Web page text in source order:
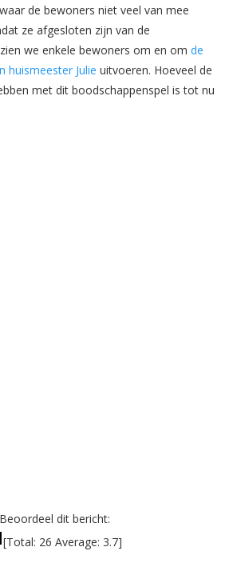
de bewoners niet veel van mee
ze afgesloten zijn van de
we enkele bewoners om en om de
huismeester Julie uitvoeren. Hoeveel de
met dit boodschappenspel is tot nu
Beoordeel dit bericht:
[Total: 26 Average: 3.7]